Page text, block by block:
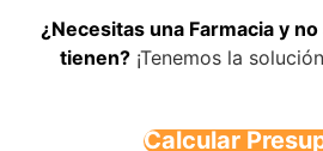
¿Necesitas una Farmacia y
tienen?¡Tenemos la
Calcular